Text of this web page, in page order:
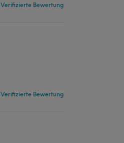
Verifizierte Bewertung
Verifizierte Bewertung